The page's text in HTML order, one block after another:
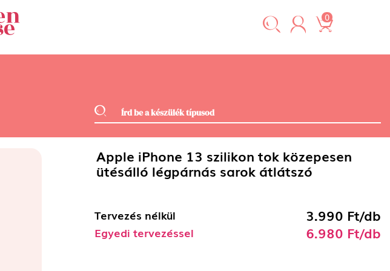
0
Apple iPhone 13 szilikon tok közepesen
ütésálló légpárnás sarok átlátszó
Tervezés nélkül 3.990 Ft/db
Egyedi tervezéssel 6.980 Ft/db